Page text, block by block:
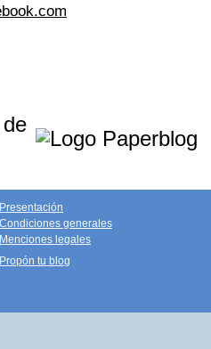
Presentación
Condiciones generales
Menciones legales
Propón tu blog